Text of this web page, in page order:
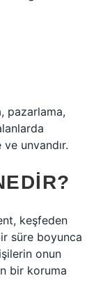
pazarlama,
unvandır.
keşfeden
süre boyunca
onun
bir koruma